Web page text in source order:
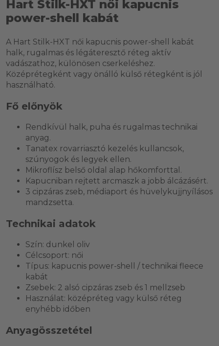
Hart Stilk-HXT női kapucnis
power-shell kabát
A Hart Stilk-HXT női kapucnis power-shell kabát
halk, rugalmas és légáteresztő réteg aktív
vadászathoz, különösen cserkeléshez.
Középrétegként vagy önálló külső rétegként is jól
használható.
Fő előnyök
Rendkívül halk, puha és rugalmas technikai
anyag.
Tanatex rovarriasztó kezelés kullancsok,
szúnyogok és legyek ellen.
Mikroflísz belső oldal alap hőkomforttal.
Kapucniban rejtett arcmaszk a jobb álcázásért.
3 cipzáras zseb, médiaport és hüvelykujjnyílásos
mandzsetta.
Technikai adatok
Szín: dunkel oliv
Célcsoport: női
Típus: kapucnis power-shell / technikai fleece
kabát
Zsebek: 2 alsó cipzáras zseb és 1 mellzseb
Használat: középréteg vagy külső réteg
enyhébb időben
Anyagösszetétel